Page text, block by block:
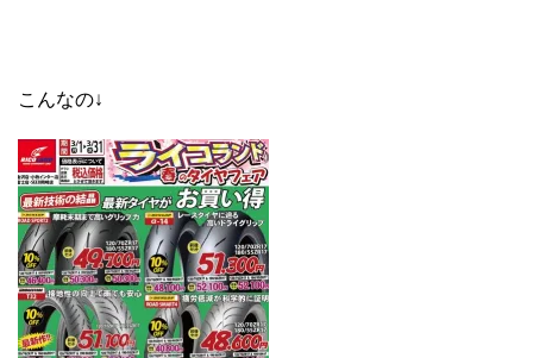
こんなの↓